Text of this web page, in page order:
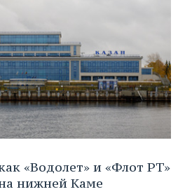
«Водолет» и «Флот РТ»
нижней Каме